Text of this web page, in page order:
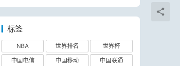
标签
NBA 世界排名
世界杯
中国电信
中国移动
中国联通